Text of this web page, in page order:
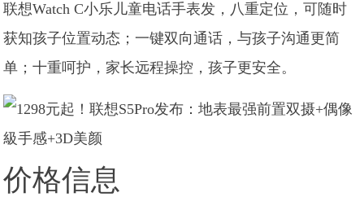
联想Watch C小乐儿童电话手表发，八重定位，可随时
获知孩子位置动态；一键双向通话，与孩子沟通更简
单；十重呵护，家长远程操控，孩子更安全。
价格信息